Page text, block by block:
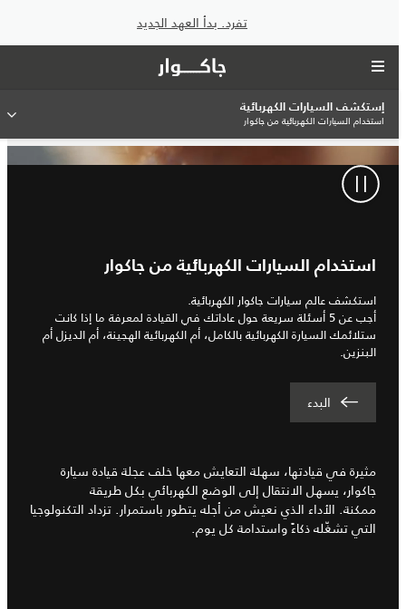
تفرد. بدأ العهد الجديد
إستكشف السيارات الكهربائية
استخدام السيارات الكهربائية من جاكوار
استخدام السيارات الكهربائية من جاكوار
استكشف عالم سيارات جاكوار الكهربائية.
أجب عن 5 أسئلة سريعة حول عاداتك في القيادة لمعرفة ما إذا كانت
ستلائمك السيارة الكهربائية بالكامل، أم الكهربائية الهجينة، أم الديزل أم
البنزين.
البدء
مثيرة في قيادتها، سهلة التعايش معها خلف عجلة قيادة سيارة
جاكوار، يسهل الانتقال إلى الوضع الكهربائي بكل طريقة
ممكنة. الأداء الذي نعيش من أجله يتطور باستمرار. تزداد التكنولوجيا
التي تشغّله ذكاءً واستدامة كل يوم.